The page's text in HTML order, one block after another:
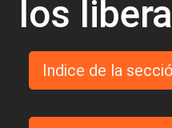
los
Indice de la